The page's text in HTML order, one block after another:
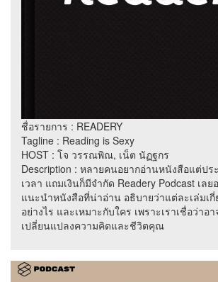
ชื่อรายการ : READERY
Tagline : Reading is Sexy
HOST : โจ วรรณพิณ, เน็ต นัฏฐกร
Description : หลายคนอยากอ่านหนังสือแต่ปร
เวลา แถมเงินก็มีจำกัด Readery Podcast เล
แนะนำหนังสือที่น่าอ่าน อธิบายว่าแต่ละเล่มเกี่
อย่างไร และเหมาะกับใคร เพราะเราเชื่อว่าอ
เปลี่ยนแปลงความคิดและชีวิตคุณ